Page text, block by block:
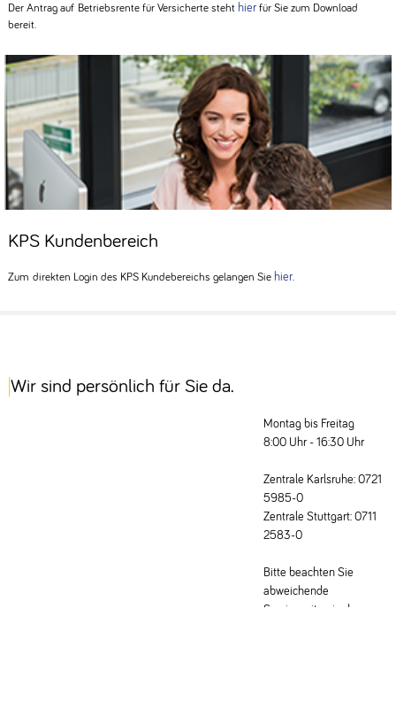
Der Antrag auf Betriebsrente für Versicherte steht hierfür Sie zum Download
bereit.
KPS Kundenbereich
Zum direkten Login des KPS Kundebereichs gelangen Sie hier.
Wir sind persönlich für Sie da.
Montag bis Freitag
8:00 Uhr - 16:30 Uhr
Zentrale Karlsruhe: 0721
5985-0
Zentrale Stuttgart: 0711
2583-0
Bitte beachten Sie
abweichende
Servicezeiten in den